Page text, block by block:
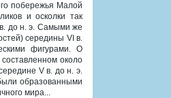
побережья Малой
и осколки так
до н. э. Самыми же
середины VI в.
фигурами. О
около
V в. до н. э.
образованными
мира...